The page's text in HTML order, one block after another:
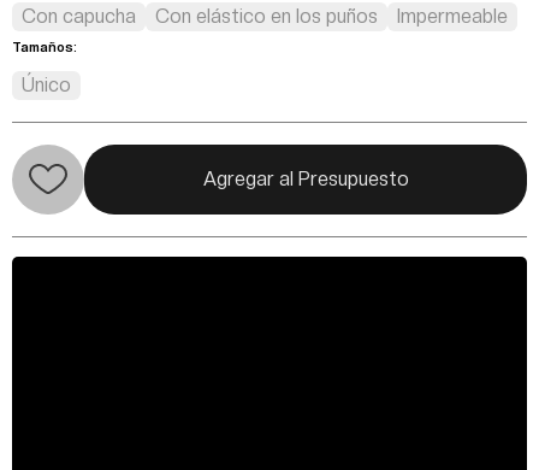
Con capucha Con elástico en los puños Impermeable
Tamaños:
Único
Agregar al Presupuesto